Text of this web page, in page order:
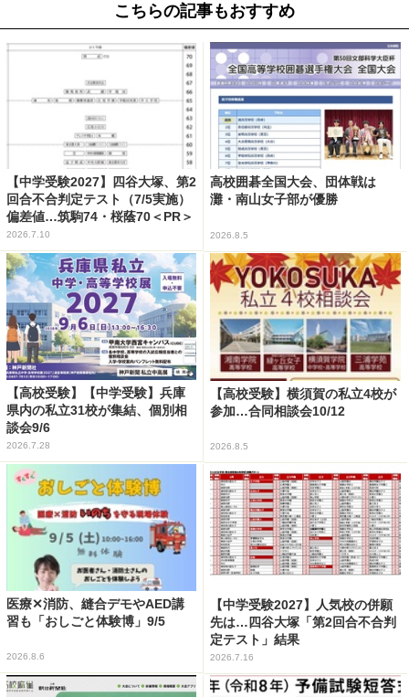
こちらの記事もおすすめ
【中学受験2027】四谷大塚、第2
回合不合判定テスト（7/5実施）
偏差値…筑駒74・桜蔭70＜PR＞
2026.7.10
高校囲碁全国大会、団体戦は
灘・南山女子部が優勝
2026.8.5
【高校受験】【中学受験】兵庫
県内の私立31校が集結、個別相
談会9/6
2026.7.28
【高校受験】横須賀の私立4校が
参加…合同相談会10/12
2026.8.5
医療✕消防、縫合デモやAED講
習も「おしごと体験博」9/5
2026.8.6
【中学受験2027】人気校の併願
先は…四谷大塚「第2回合不合判
定テスト」結果
2026.7.16